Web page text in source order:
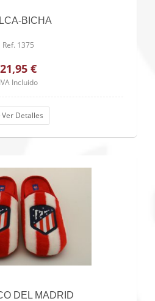
BICHA
Ref. 1375
21,95 €
IVA Incluido
Ver Detalles
DEL MADRID